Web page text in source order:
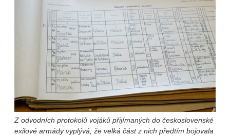
Z odvodních protokolů vojáků přijímaných do československé
exilové armády vyplývá, že velká část z nich předtím bojovala